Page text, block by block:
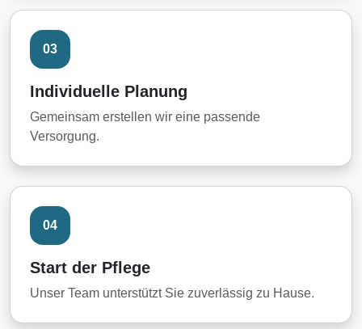
03
Individuelle Planung
Gemeinsam erstellen wir eine passende
Versorgung.
04
Start der Pflege
Unser Team unterstützt Sie zuverlässig zu Hause.